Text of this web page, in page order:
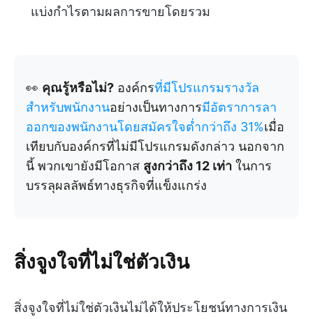
แบ่งกำไรตามผลการขายโดยรวม
👀 คุณรู้หรือไม่? องค์กรที่มีโปรแกรมรางวัล
สำหรับพนักงานอย่างเป็นทางการมีอัตราการลา
ออกของพนักงานโดยสมัครใจต่ำกว่าถึง 31%เมื่อ
เทียบกับองค์กรที่ไม่มีโปรแกรมดังกล่าว นอกจาก
นี้ พวกเขายังมีโอกาส สูงกว่าถึง 12 เท่า ในการ
บรรลุผลลัพธ์ทางธุรกิจที่แข็งแกร่ง
สิ่งจูงใจที่ไม่ใช่ตัวเงิน
สิ่งจูงใจที่ไม่ใช่ตัวเงินไม่ได้ให้ประโยชน์ทางการเงิน